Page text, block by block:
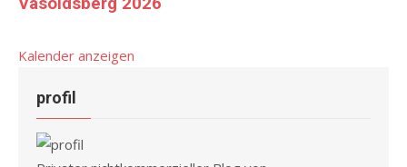
Kalender anzeigen
profil